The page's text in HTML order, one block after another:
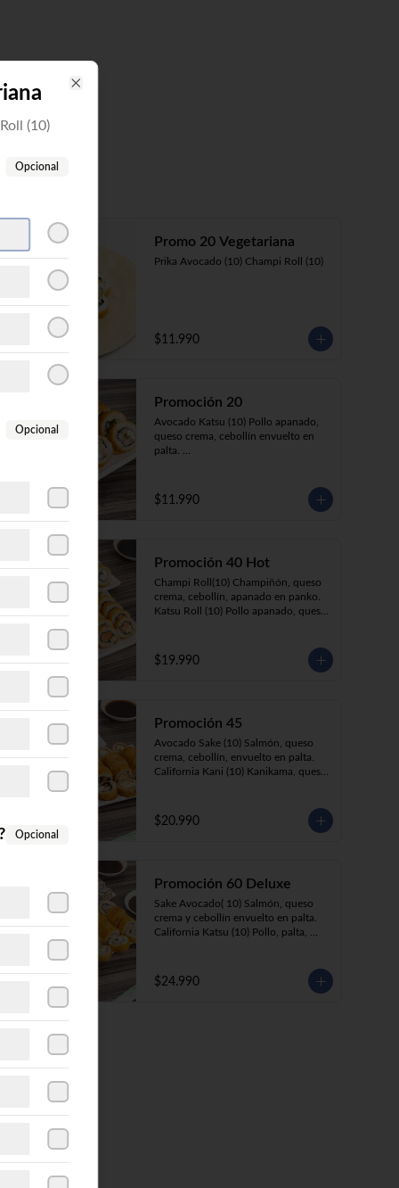
Promo 20 Vegetariana
Prika Avocado (10) Champi Roll (10)
$11.990
Promoción 20
Avocado Katsu (10) Pollo apanado,
queso crema, cebollín envuelto en
palta.
$11.990
Promoción 40 Hot
Champi Roll(10) Champiñón, queso
crema, cebollín, apanado en panko.
Katsu Roll (10) Pollo apanado, queso
cebollín, apanado en panko.
Kani Roll(10) Kanikama, queso
$19.990
Promoción 45
Avocado Sake (10) Salmón, queso
crema, cebollín, envuelto en palta.
California Kani (10) Kanikama, queso
crema, cebollín, apanado en panko.
Champi Roll (10) champiñón, queso
$20.990
Promoción 60 Deluxe
Sake Avocado( 10) Salmón, queso
crema y cebollín envuelto en palta.
California Katsu (10) Pollo, palta,
crema cebollín, envuelto en sésamo.
Katsu Roll (10) Pollo apanado, queso
$24.990
(10)
Opcional
Opcional
Opcional